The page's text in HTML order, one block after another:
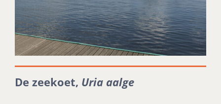
De zeekoet, Uria aalge